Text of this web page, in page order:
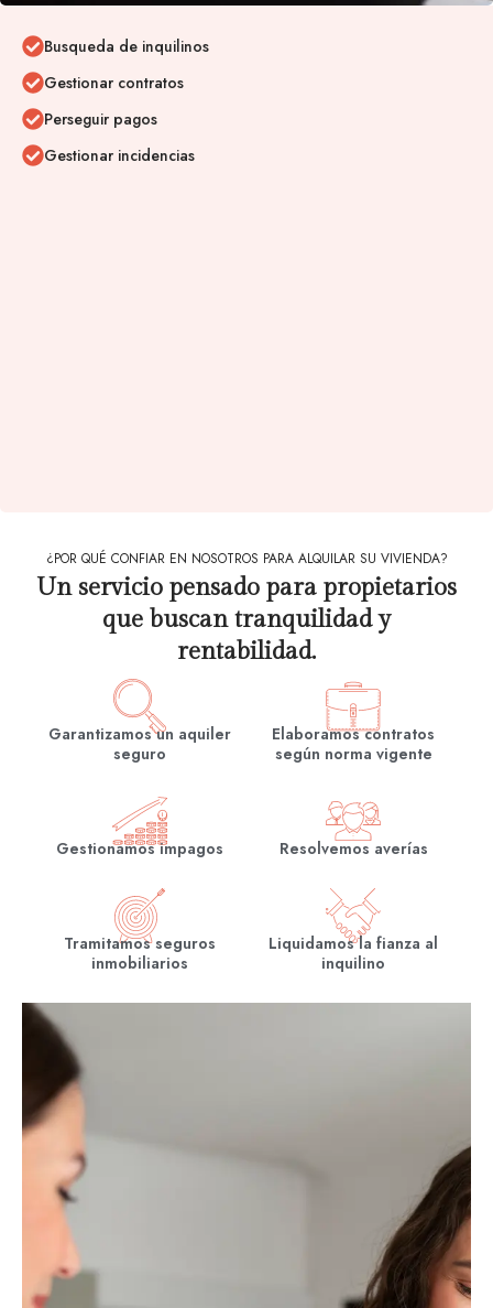
Busqueda de inquilinos
Gestionar contratos
Perseguir pagos
Gestionar incidencias
¿POR QUÉ CONFIAR EN NOSOTROS PARA ALQUILAR SU VIVIENDA?
Un servicio pensado para propietarios
que buscan tranquilidad y
rentabilidad.
Garantizamos un aquiler
seguro
Elaboramos contratos
según norma vigente
Gestionamos impagos Resolvemos averías
Tramitamos seguros
inmobiliarios
Liquidamos la fianza al
inquilino